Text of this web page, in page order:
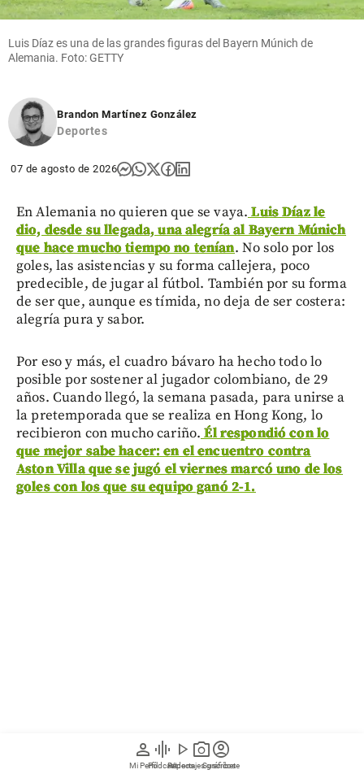
person
Mi Perfil
graphic_eq
Pódcast
play_arrow
Videos
photo_camera
Reportajes gráficos
account_circle
Suscríbete
Luis Díaz es una de las grandes figuras del Bayern Múnich de
Alemania. Foto: GETTY
Brandon Martínez González
Deportes
07 de agosto de 2026
En Alemania no quieren que se vaya. Luis Díaz le
dio, desde su llegada, una alegría al Bayern Múnich
que hace mucho tiempo no tenían. No solo por los
goles, las asistencias y su forma callejera, poco
predecible, de jugar al fútbol. También por su forma
de ser que, aunque es tímida, no deja de ser costera:
alegría pura y sabor.
Por eso y más, el cuadro bávaro ha hecho todo lo
posible por sostener al jugador colombiano, de 29
años. Cuando llegó, la semana pasada, para unirse a
la pretemporada que se realiza en Hong Kong, lo
recibieron con mucho cariño. Él respondió con lo
que mejor sabe hacer: en el encuentro contra
Aston Villa que se jugó el viernes marcó uno de los
goles con los que su equipo ganó 2-1.